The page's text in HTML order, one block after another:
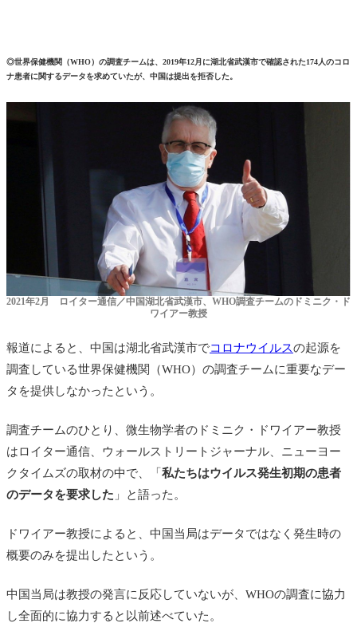
◎世界保健機関（WHO）の調査チームは、2019年12月に湖北省武漢市で確認された174人のコロ
ナ患者に関するデータを求めていたが、中国は提出を拒否した。
2021年2月 ロイター通信／中国湖北省武漢市、WHO調査チームのドミニク・ド
ワイアー教授
報道によると、中国は湖北省武漢市でコロナウイルスの起源を
調査している世界保健機関（WHO）の調査チームに重要なデー
タを提供しなかったという。
調査チームのひとり、微生物学者のドミニク・ドワイアー教授
はロイター通信、ウォールストリートジャーナル、ニューヨー
クタイムズの取材の中で、「 私たちはウイルス発生初期の患者
のデータを要求した 」と語った。
ドワイアー教授によると、中国当局はデータではなく発生時の
概要のみを提出したという。
中国当局は教授の発言に反応していないが、WHOの調査に協力
し全面的に協力すると以前述べていた。